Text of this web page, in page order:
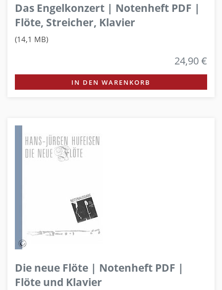
Das Engelkonzert | Notenheft PDF |
Flöte, Streicher, Klavier
(14,1 MB)
24,90 €
IN DEN WARENKORB
Die neue Flöte | Notenheft PDF |
Flöte und Klavier